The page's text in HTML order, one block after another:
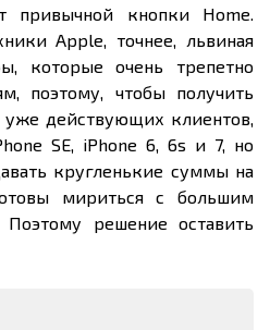
привычной кнопки Home.
Apple, точнее, львиная
которые очень трепетно
поэтому, чтобы получить
действующих клиентов,
SE, iPhone 6, 6s и 7, но
кругленькие суммы на
мириться с большим
решение оставить